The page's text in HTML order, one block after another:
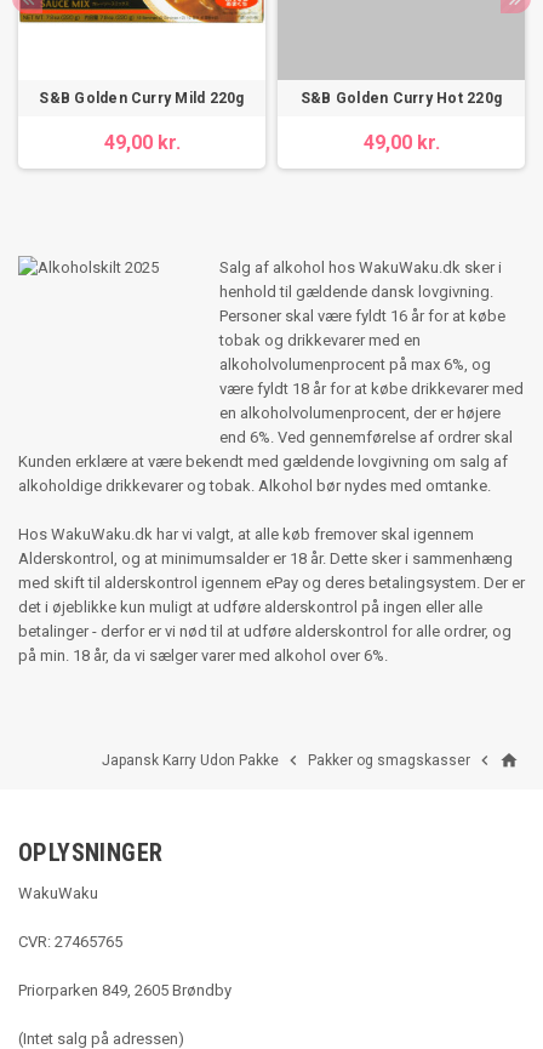
S&B Golden Curry Mild 220g
49,00 kr.
S&B Golden Curry Hot 220g
49,00 kr.
Salg af alkohol hos WakuWaku.dk sker i
henhold til gældende dansk lovgivning.
Personer skal være fyldt 16 år for at købe
tobak og drikkevarer med en
alkoholvolumenprocent på max 6%, og
være fyldt 18 år for at købe drikkevarer med
en alkoholvolumenprocent, der er højere
end 6%. Ved gennemførelse af ordrer skal
Kunden erklære at være bekendt med gældende lovgivning om salg af
alkoholdige drikkevarer og tobak. Alkohol bør nydes med omtanke.
Hos WakuWaku.dk har vi valgt, at alle køb fremover skal igennem
Alderskontrol, og at minimumsalder er 18 år. Dette sker i sammenhæng
med skift til alderskontrol igennem ePay og deres betalingsystem. Der er
det i øjeblikke kun muligt at udføre alderskontrol på ingen eller alle
betalinger - derfor er vi nød til at udføre alderskontrol for alle ordrer, og
på min. 18 år, da vi sælger varer med alkohol over 6%.
home

Pakker og smagskasser

Japansk Karry Udon Pakke
OPLYSNINGER
WakuWaku
CVR: 27465765
Priorparken 849, 2605 Brøndby
(Intet salg på adressen)